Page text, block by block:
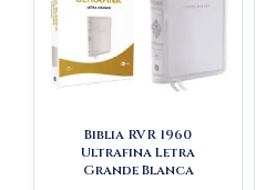
Biblia RVR 1960
Ultrafina Letra
Grande Blanca